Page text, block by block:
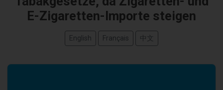
E-Zigaretten-Importe steigen
English Français 中文